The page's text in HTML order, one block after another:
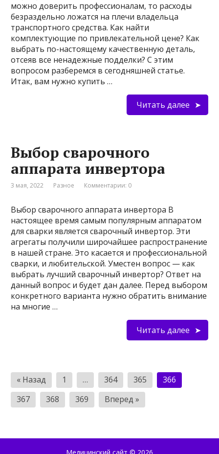
можно доверить профессионалам, то расходы
безраздельно ложатся на плечи владельца
транспортного средства. Как найти
комплектующие по привлекательной цене? Как
выбрать по-настоящему качественную деталь,
отсеяв все ненадежные подделки? С этим
вопросом разберемся в сегодняшней статье.
Итак, вам нужно купить …
Читать далее
Выбор сварочного
аппарата инвертора
3 мая, 2022 Разное Комментарии: 0
Выбор сварочного аппарата инвертора В
настоящее время самым популярным аппаратом
для сварки является сварочный инвертор. Эти
агрегаты получили широчайшее распространение
в нашей стране. Это касается и профессиональной
сварки, и любительской. Уместен вопрос — как
выбрать лучший сварочный инвертор? Ответ на
данный вопрос и будет дан далее. Перед выбором
конкретного варианта нужно обратить внимание
на многие …
Читать далее
Пагинация
записей
« Назад 1 … 364 365
366
367
368 369 Вперед »